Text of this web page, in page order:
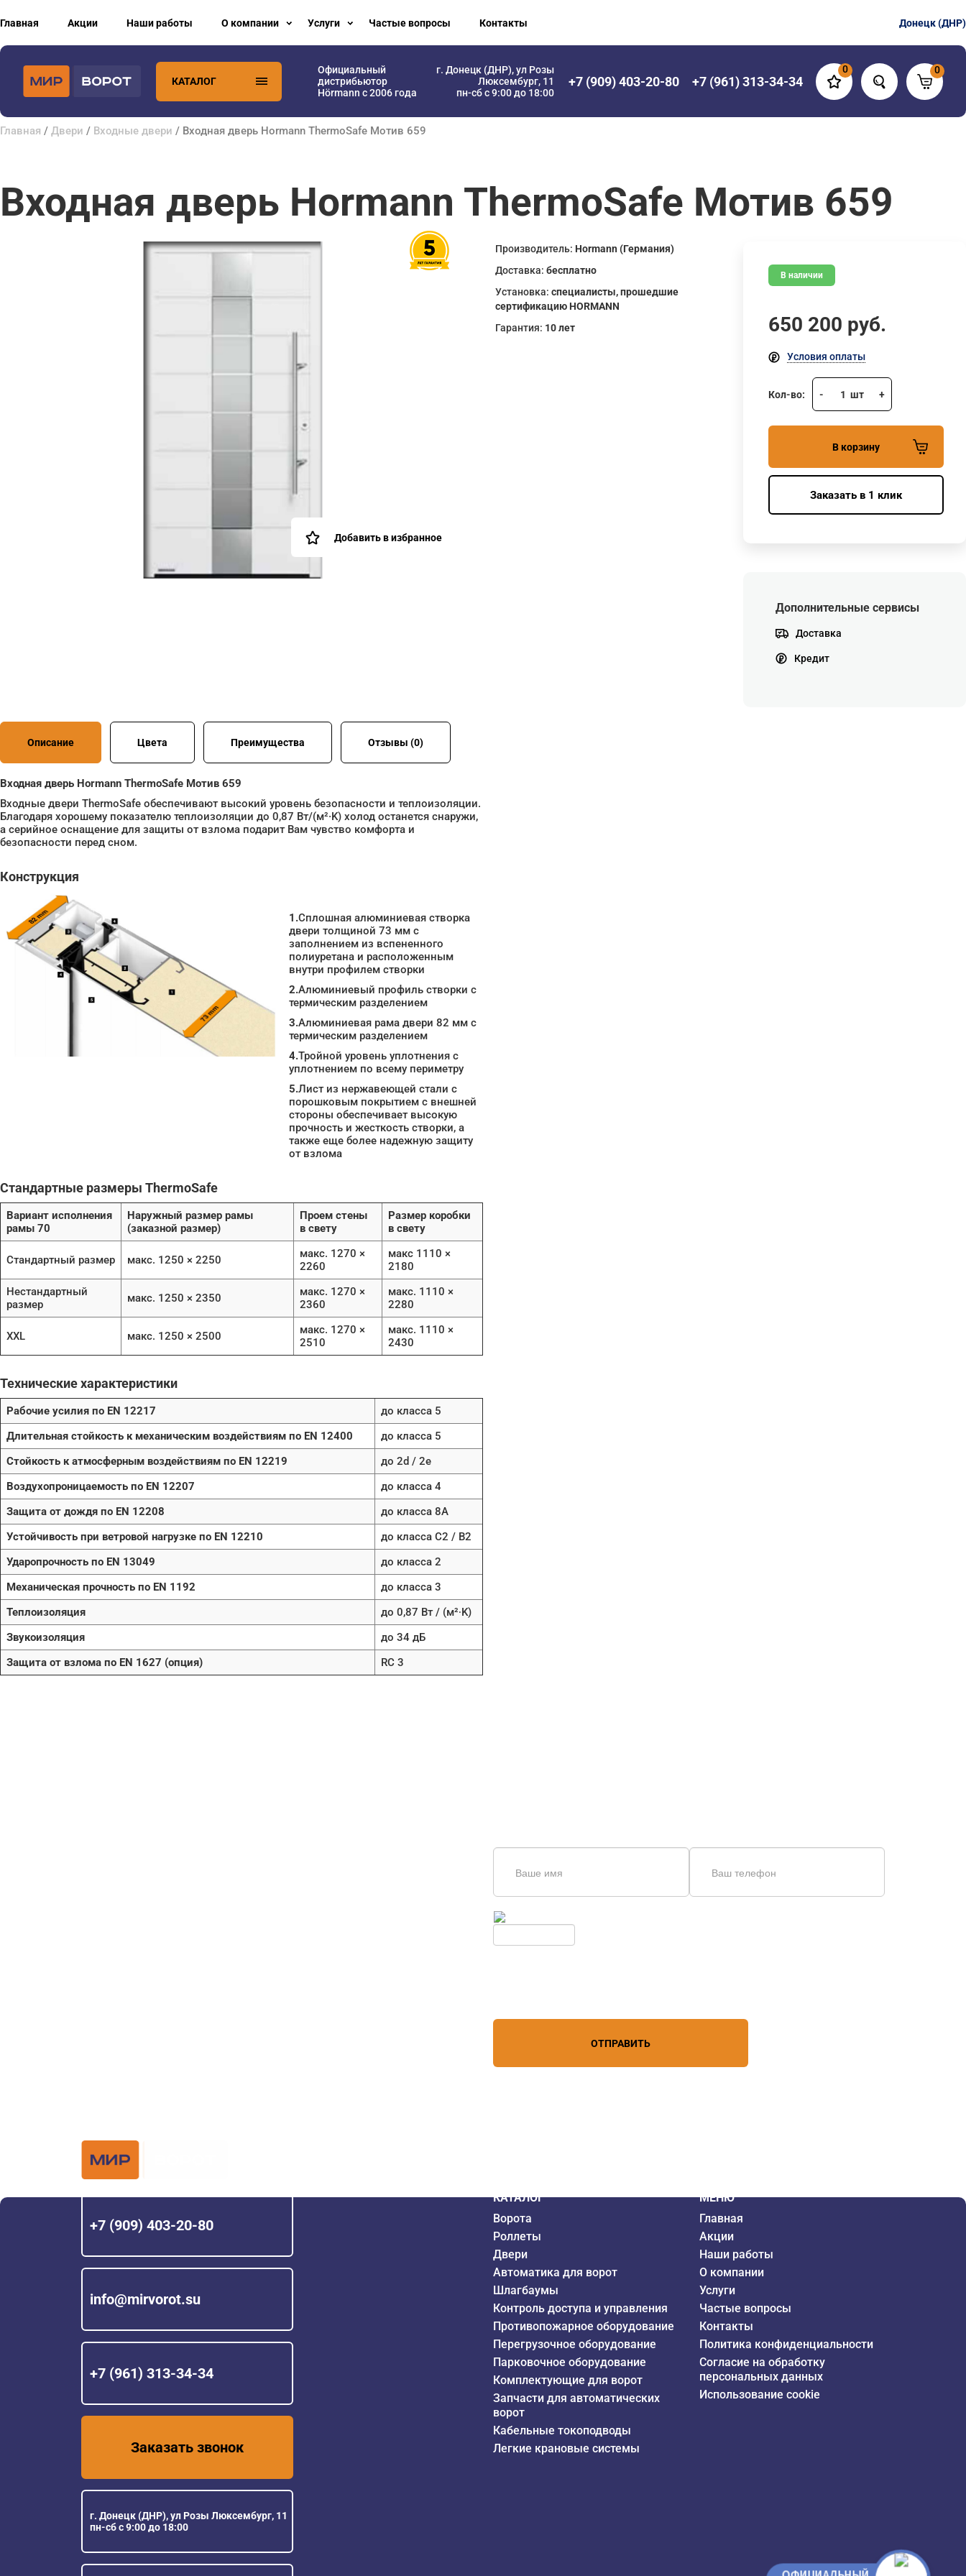
Главная Акции Наши работы О компании Услуги Частые вопросы Контакты Донецк (ДНР)
КАТАЛОГ
Официальный
дистрибьютор
Hörmann с 2006 года
г. Донецк (ДНР), ул Розы
Люксембург, 11
пн-сб с 9:00 до 18:00
+7 (909) 403-20-80 +7 (961) 313-34-34
0 0
Главная / Двери / Входные двери / Входная дверь Hormann ThermoSafe Мотив 659
Входная дверь Hormann ThermoSafe Мотив 659
Добавить в избранное
Производитель: Hormann (Германия)
Доставка:бесплатно
Установка:специалисты, прошедшие
сертификацию HORMANN
Гарантия: 10 лет
В наличии
650 200 руб.
Условия оплаты
Кол-во: - 1 шт +
В корзину
Заказать в 1 клик
Дополнительные сервисы
Доставка
Кредит
Описание Цвета Преимущества Отзывы (0)
Входная дверь Hormann ThermoSafe Мотив 659
Входные двери ThermoSafe обеспечивают высокий уровень безопасности и теплоизоляции.
Благодаря хорошему показателю теплоизоляции до 0,87 Вт/(м²·K) холод останется снаружи,
а серийное оснащение для защиты от взлома подарит Вам чувство комфорта и
безопасности перед сном.
Конструкция
1.Сплошная алюминиевая створка
двери толщиной 73 мм с
заполнением из вспененного
полиуретана и расположенным
внутри профилем створки
2.Алюминиевый профиль створки с
термическим разделением
3.Алюминиевая рама двери 82 мм с
термическим разделением
4.Тройной уровень уплотнения с
уплотнением по всему периметру
5.Лист из нержавеющей стали с
порошковым покрытием с внешней
стороны обеспечивает высокую
прочность и жесткость створки, а
также еще более надежную защиту
от взлома
Стандартные размеры ThermoSafe
Вариант исполнения
рамы 70
Наружный размер рамы
(заказной размер)
Проем стены
в свету
Размер коробки
в свету
Стандартный размер макс. 1250 × 2250
макс. 1270 ×
2260
макс 1110 ×
2180
Нестандартный
размер
макс. 1250 × 2350
макс. 1270 ×
2360
макс. 1110 ×
2280
XXL макс. 1250 × 2500
макс. 1270 ×
2510
макс. 1110 ×
2430
Технические характеристики
Рабочие усилия по EN 12217
до класса 5
Длительная стойкость к механическим воздействиям по EN 12400
до класса 5
Стойкость к атмосферным воздействиям по EN 12219
до 2d / 2e
Воздухопроницаемость по EN 12207
до класса 4
Защита от дождя по EN 12208
до класса 8A
Устойчивость при ветровой нагрузке по EN 12210
до класса C2 / B2
Ударопрочность по EN 13049
до класса 2
Механическая прочность по EN 1192
до класса 3
Теплоизоляция
до 0,87 Вт / (м²∙K)
Звукоизоляция
до 34 дБ
Защита от взлома по EN 1627 (опция)
RC 3
ОТПРАВИТЬ
+7 (909) 403-20-80
info@mirvorot.su
+7 (961) 313-34-34
Заказать звонок
г. Донецк (ДНР), ул Розы Люксембург, 11
пн-сб с 9:00 до 18:00
КАТАЛОГ
Ворота
Роллеты
Двери
Автоматика для ворот
Шлагбаумы
Контроль доступа и управления
Противопожарное оборудование
Перегрузочное оборудование
Парковочное оборудование
Комплектующие для ворот
Запчасти для автоматических
ворот
Кабельные токоподводы
Легкие крановые системы
МЕНЮ
Главная
Акции
Наши работы
О компании
Услуги
Частые вопросы
Контакты
Политика конфиденциальности
Согласие на обработку
персональных данных
Использование cookie